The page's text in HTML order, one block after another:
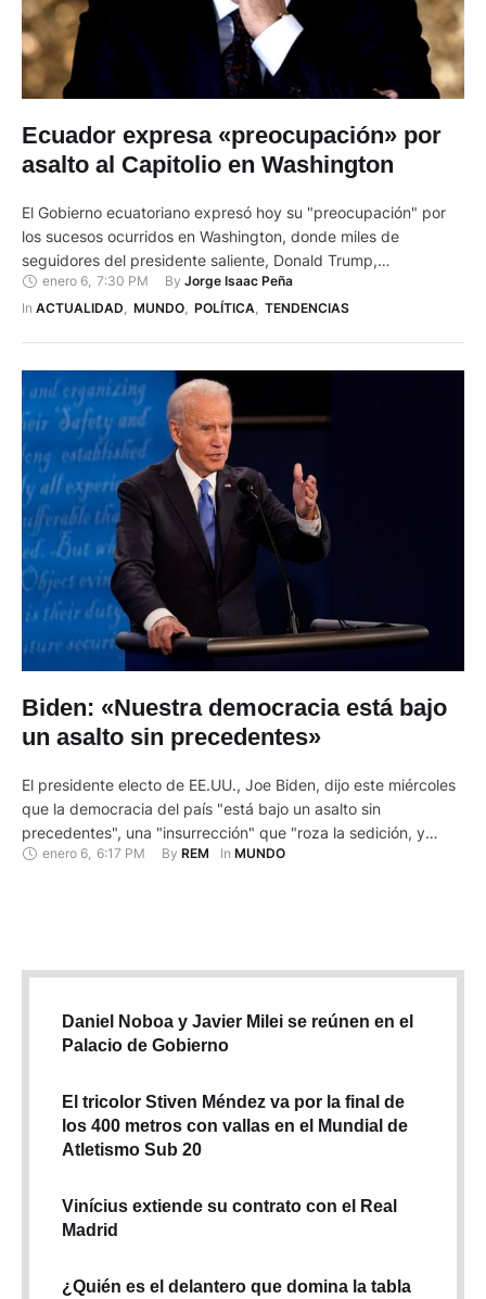
Ecuador expresa «preocupación» por
asalto al Capitolio en Washington
El Gobierno ecuatoriano expresó hoy su "preocupación" por
los sucesos ocurridos en Washington, donde miles de
seguidores del presidente saliente, Donald Trump,
protagonizaron un asalto al Capitolio. "Ecuador sigue con
preocupación los eventos ocurridos en las últimas horas en los
enero 6 7:30 PM By Jorge Isaac Peña
In ACTUALIDAD, MUNDO, POLÍTICA, TENDENCIAS
Biden: «Nuestra democracia está bajo
un asalto sin precedentes»
El presidente electo de EE.UU., Joe Biden, dijo este miércoles
que la democracia del país "está bajo un asalto sin
precedentes", una "insurrección" que "roza la sedición, y
debe acabar ahora", después de la irrupción en el Congreso
enero 6 6:17 PM By REM In MUNDO
Daniel Noboa y Javier Milei se reúnen en el
Palacio de Gobierno
El tricolor Stiven Méndez va por la final de
los 400 metros con vallas en el Mundial de
Atletismo Sub 20
Vinícius extiende su contrato con el Real
Madrid
¿Quién es el delantero que domina la tabla